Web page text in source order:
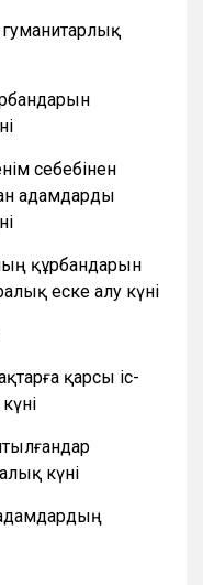
себебінен
адамдарды
құрбандарын
еске алу күні
қарсы іс-
күні